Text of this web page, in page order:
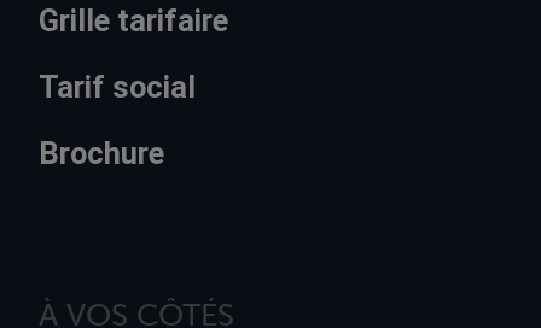
Grille tarifaire
Tarif social
Brochure
À VOS CÔTÉS